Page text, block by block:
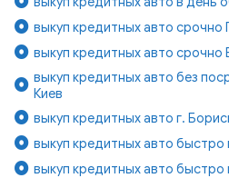
выкуп кредитных авто срочно
выкуп кредитных авто срочно
выкуп кредитных авто без
Киев
выкуп кредитных авто г.
выкуп кредитных авто быстро
выкуп кредитных авто быстро